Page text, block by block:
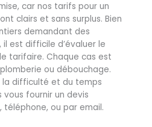
car nos tarifs pour un
clairs et sans surplus. Bien
demandant des
est difficile d’évaluer le
tarifaire. Chaque cas est
ou débouchage.
la difficulté et du temps
vous fournir un devis
ou par email.